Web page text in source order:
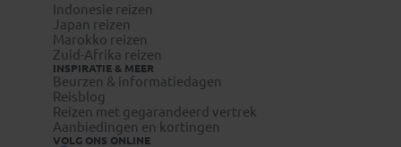
Indonesie reizen
Japan reizen
Marokko reizen
Zuid-Afrika reizen
INSPIRATIE & MEER
Beurzen & informatiedagen
Reisblog
Reizen met gegarandeerd vertrek
Aanbiedingen en kortingen
VOLG ONS ONLINE